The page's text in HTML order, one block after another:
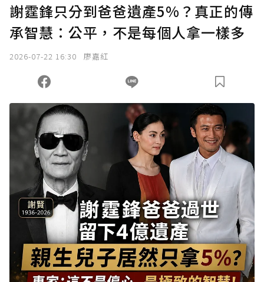
謝霆鋒只分到爸爸遺產5%？真正的傳
承智慧：公平，不是每個人拿一樣多
2026-07-22 16:30 廖嘉紅